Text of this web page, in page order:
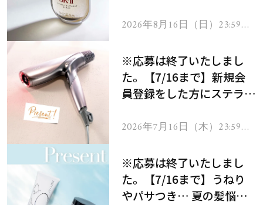
2026年8月16日（日）23:59ま
※応募は終了いたしまし
た。【7/16まで】新規会
員登録をした方にステラボ
ヘアドライヤー ジュエル
2026年7月16日（木）23:59ま
※応募は終了いたしまし
た。【7/16まで】うねり
やパサつき… 夏の髪悩み